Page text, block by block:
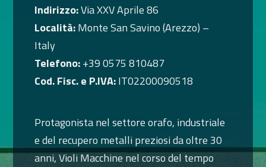
Indirizzo:Via XXV Aprile 86
Località:Monte San Savino (Arezzo) –
Italy
Telefono:+39 0575 810487
Cod. Fisc. e P.IVA:IT02200090518
Protagonista nel settore orafo, industriale
e del recupero metalli preziosi da oltre 30
anni, Violi Macchine nel corso del tempo